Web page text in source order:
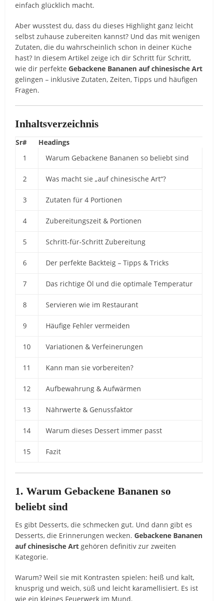
einfach glücklich macht.
Aber wusstest du, dass du dieses Highlight ganz leicht
selbst zuhause zubereiten kannst? Und das mit wenigen
Zutaten, die du wahrscheinlich schon in deiner Küche
hast? In diesem Artikel zeige ich dir Schritt für Schritt,
wie dir perfekteGebackene Bananen auf chinesische Art
gelingen – inklusive Zutaten, Zeiten, Tipps und häufigen
Fragen.
Inhaltsverzeichnis
Sr#
Headings
1
Warum Gebackene Bananen so beliebt sind
2 Was macht sie „auf chinesische Art“?
3 Zutaten für 4 Portionen
4 Zubereitungszeit & Portionen
5 Schritt-für-Schritt Zubereitung
6 Der perfekte Backteig – Tipps & Tricks
7 Das richtige Öl und die optimale Temperatur
8 Servieren wie im Restaurant
9 Häufige Fehler vermeiden
10 Variationen & Verfeinerungen
11 Kann man sie vorbereiten?
12 Aufbewahrung & Aufwärmen
13 Nährwerte & Genussfaktor
14 Warum dieses Dessert immer passt
15 Fazit
1. Warum Gebackene Bananen so
beliebt sind
Es gibt Desserts, die schmecken gut. Und dann gibt es
Desserts, die Erinnerungen wecken.Gebackene Bananen
auf chinesische Art gehören definitiv zur zweiten
Kategorie.
Warum? Weil sie mit Kontrasten spielen: heiß und kalt,
knusprig und weich, süß und leicht karamellisiert. Es ist
wie ein kleines Feuerwerk im Mund.